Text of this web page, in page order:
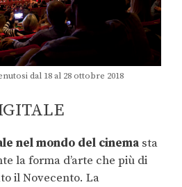
dal 18 al 28 ottobre 2018
nel mondo del cinema sta
la forma d’arte che più di
il Novecento. La